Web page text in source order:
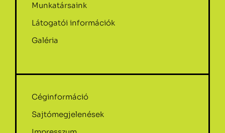
Munkatársaink
Látogatói információk
Galéria
Céginformáció
Sajtómegjelenések